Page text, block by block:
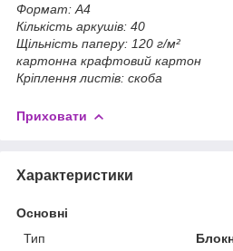
Формат: А4
Кількість аркушів: 40
Щільність паперу: 120 г/м²
картонна крафтовий картон
Кріплення листів: скоба
Приховати
Характеристики
Основні
Тип